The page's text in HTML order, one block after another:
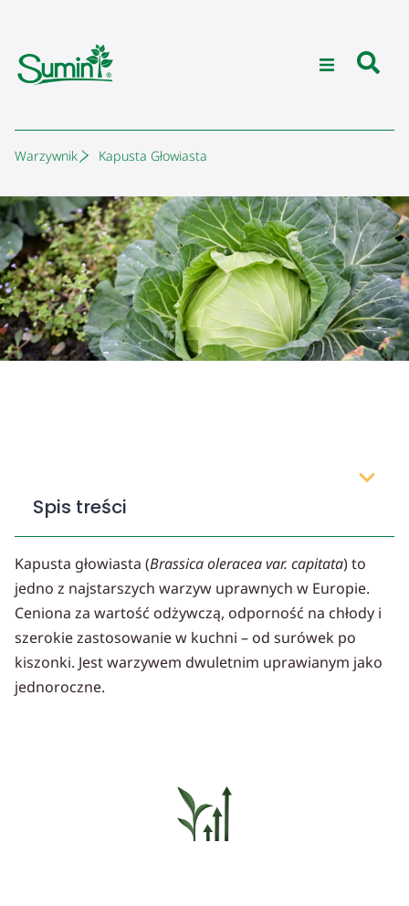
Warzywnik Kapusta Głowiasta
Spis treści
Kapusta głowiasta (Brassica oleracea var. capitata) to
jedno z najstarszych warzyw uprawnych w Europie.
Ceniona za wartość odżywczą, odporność na chłody i
szerokie zastosowanie w kuchni – od surówek po
kiszonki. Jest warzywem dwuletnim uprawianym jako
jednoroczne.